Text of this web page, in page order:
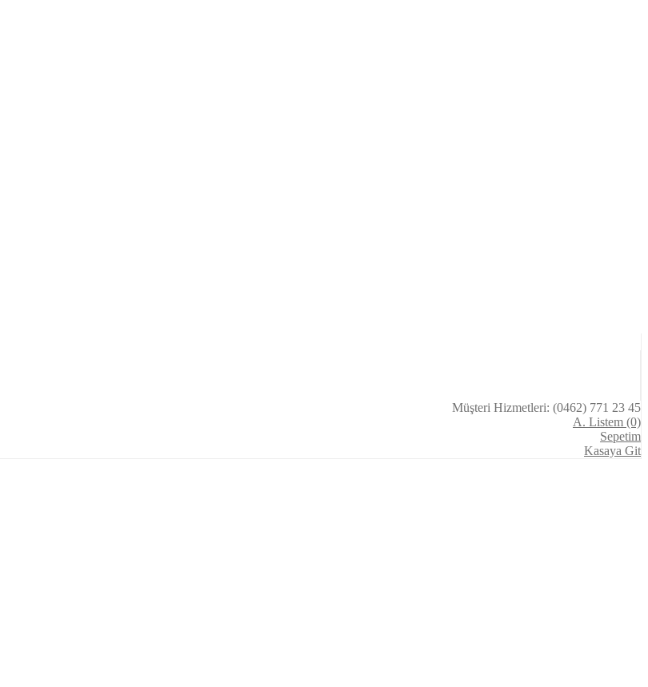
Müşteri Hizmetleri: (0462) 771 23 45
A. Listem (0)
Sepetim
Kasaya Git